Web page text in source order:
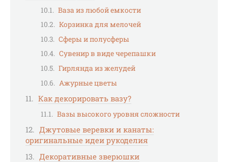
Ваза из любой емкости
Корзинка для мелочей
Сферы и полусферы
Сувенир в виде черепашки
Гирлянда из желудей
Ажурные цветы
Как декорировать вазу?
Вазы высокого уровня сложности
Джутовые веревки и канаты:
оригинальные идеи рукоделия
Декоративные зверюшки